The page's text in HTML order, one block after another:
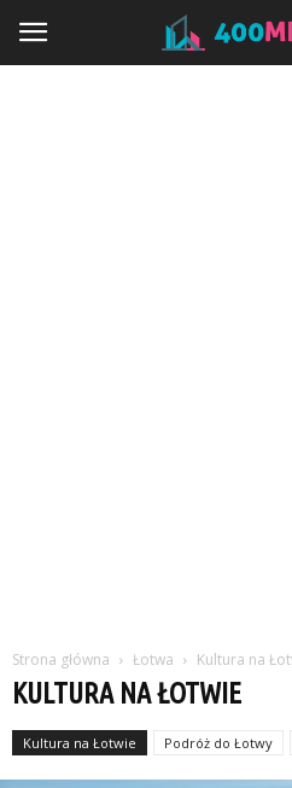
Strona główna Łotwa Kultura na
KULTURA NA ŁOTWIE
Kultura na Łotwie Podróż do Łotwy